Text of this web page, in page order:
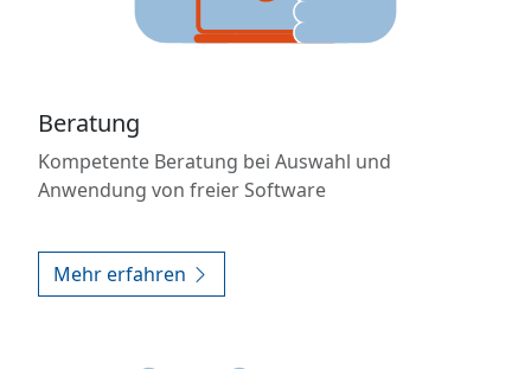
Beratung
Kompetente Beratung bei Auswahl und
Anwendung von freier Software
Mehr erfahren